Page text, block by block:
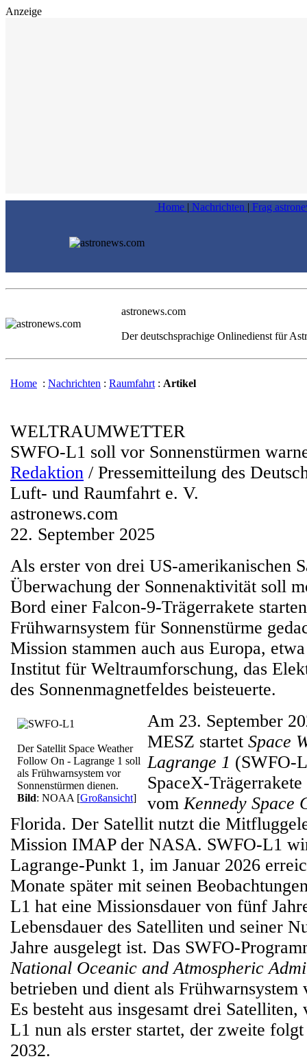
Anzeige
Home | Nachrichten | Frag
astronews.com
Der deutschsprachige Onlinedienst für
Home : Nachrichten : Raumfahrt : Artikel
WELTRAUMWETTER
SWFO-L1 soll vor Sonnenstürmen
Redaktion / Pressemitteilung des
Luft- und Raumfahrt e. V.
astronews.com
22. September 2025
Als erster von drei US-amerikanischen
Überwachung der Sonnenaktivität soll
Bord einer Falcon-9-Trägerrakete
Frühwarnsystem für Sonnenstürme
Mission stammen auch aus Europa,
Institut für Weltraumforschung, das
des Sonnenmagnetfeldes beisteuerte.
Der Satellit Space Weather
Follow On - Lagrange 1 soll
als Frühwarnsystem vor
Sonnenstürmen dienen.
Bild: NOAA [Großansicht]
Am 23. September
MESZ startet Space
Lagrange 1 (SWFO-
SpaceX-
vom Kennedy Space
Florida. Der Satellit nutzt die
Mission IMAP der NASA. SWFO-L1
Lagrange-Punkt 1, im Januar 2026
Monate später mit seinen
L1 hat eine Missionsdauer von fünf
Lebensdauer des Satelliten und seiner
Jahre ausgelegt ist. Das SWFO-
National Oceanic and Atmospheric
betrieben und dient als Frühwarnsystem
Es besteht aus insgesamt drei
L1 nun als erster startet, der zweite
2032.